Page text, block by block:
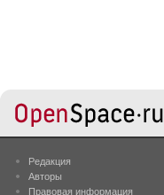
Редакция
Авторы
Правовая информация